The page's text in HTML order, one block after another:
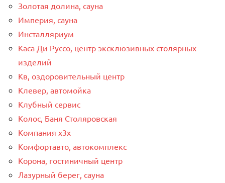
Золотая долина, сауна
Империя, сауна
Инсталляриум
Каса Ди Руссо, центр эксклюзивных столярных
изделий
Кв, оздоровительный центр
Клевер, автомойка
Клубный сервис
Колос, Баня Столяровская
Компания x3x
Комфортавто, автокомплекс
Корона, гостиничный центр
Лазурный берег, сауна